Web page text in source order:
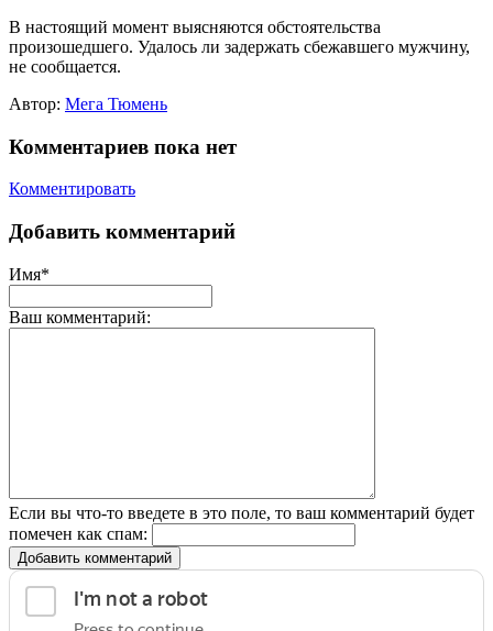
В настоящий момент выясняются обстоятельства
произошедшего. Удалось ли задержать сбежавшего мужчину,
не сообщается.
Автор: Мега Тюмень
Комментариев пока нет
Комментировать
Добавить комментарий
Имя*
Ваш комментарий:
Если вы что-то введете в это поле, то ваш комментарий будет
помечен как спам:
Добавить комментарий